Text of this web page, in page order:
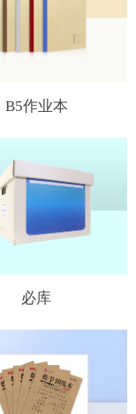
B5作业本
必库